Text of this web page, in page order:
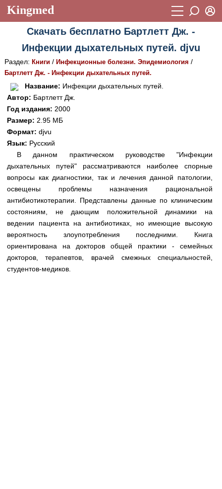
Kingmed
Учебный материал
Видеогалерея 899
Фотогалерея (1906)
Истории болезней 1268
Лекции и презентации
Аккредитационные тесты
Методические рекомендации
Научно-популярное
Статьи
Медицинская стандартизация
Нормативы экстренной и неотложной помощи
исследований
Пароль
Восстановить пароль
Регистрация
Скачать бесплатно Бартлетт Дж. -
Инфекции дыхательных путей. djvu
Раздел: Книги/ Инфекционные болезни. Эпидемиология /
Бартлетт Дж. - Инфекции дыхательных путей.
Название: Инфекции дыхательных путей.
Автор: Бартлетт Дж.
Год издания: 2000
Размер: 2.95 МБ
Формат: djvu
Язык: Русский
В данном практическом руководстве "Инфекции
дыхательных путей" рассматриваются наиболее спорные
вопросы как диагностики, так и лечения данной патологии,
освещены проблемы назначения рациональной
антибиотикотерапии. Представлены данные по клиническим
состояниям, не дающим положительной динамики на
ведении пациента на антибиотиках, но имеющие высокую
вероятность злоупотребления последними. Книга
ориентирована на докторов общей практики - семейных
докторов, терапевтов, врачей смежных специальностей,
студентов-медиков.